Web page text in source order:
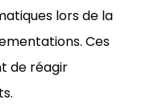
lors de la
Ces
de réagir